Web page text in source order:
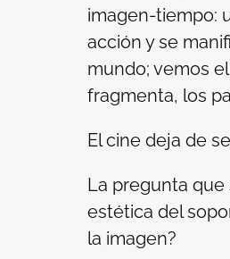
imagen-tiempo:
acción y se
mundo; vemos
fragmenta, los
El cine deja de
La pregunta que
estética del
la imagen?